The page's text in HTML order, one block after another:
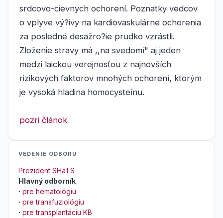
srdcovo-cievnych ochorení. Poznatky vedcov
o vplyve vý?ivy na kardiovaskulárne ochorenia
za posledné desažro?ie prudko vzrástli.
Zloženie stravy má ,,na svedomí" aj jeden
medzi laickou verejnosťou z najnovších
rizikových faktorov mnohých ochorení, ktorým
je vysoká hladina homocysteínu.
pozri článok
VEDENIE ODBORU
Prezident SHaTS
Hlavný odborník
· pre hematológiu
· pre transfuziológiu
· pre transplantáciu KB